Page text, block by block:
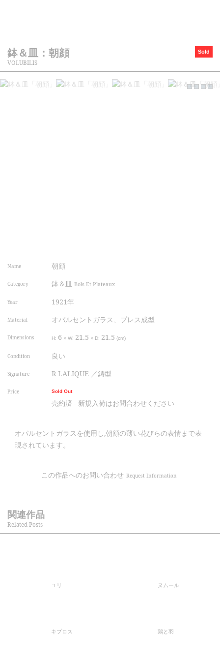
Sold
鉢＆皿：朝顔
VOLUBILIS
Name 朝顔
Category 鉢＆皿 Bols Et Plateaux
Year 1921年
Material オパルセントガラス、プレス成型
Dimensions H: 6 × W: 21.5 × D: 21.5 (cm)
Condition 良い
Signature R LALIQUE ／鋳型
Price Sold Out
売約済 - 新規入荷はお問合わせください
オパルセントガラスを使用し,朝顔の薄い花びらの表情まで表
現されています。
この作品へのお問い合わせ Request Information
関連作品
Related Posts
ユリ ヌムール
キプロス 鶏と羽